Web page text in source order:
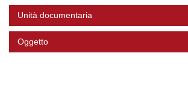
Unità documentaria
Oggetto